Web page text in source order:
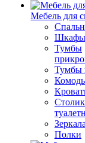
Мебель для
Шкафы
Тумбы
Тумбы
Зеркала
Полки